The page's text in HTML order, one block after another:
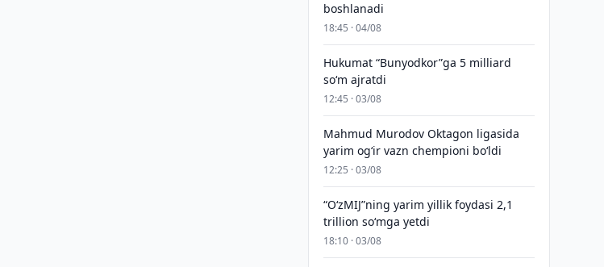
boshlanadi
18:45 · 04/08
Hukumat “Bunyodkor”ga 5 milliard
so‘m ajratdi
12:45 · 03/08
Mahmud Murodov Oktagon ligasida
yarim og‘ir vazn chempioni bo‘ldi
12:25 · 03/08
“O‘zMIJ”ning yarim yillik foydasi 2,1
trillion so‘mga yetdi
18:10 · 03/08